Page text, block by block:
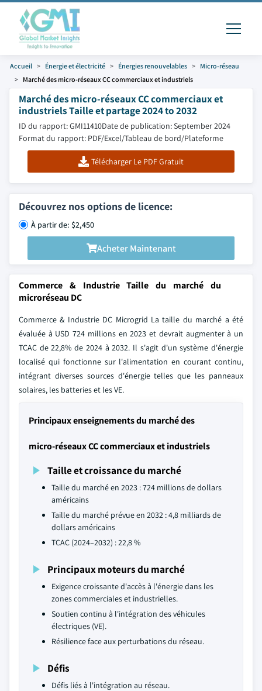
Accueil Énergie et électricité Énergies renouvelables
Micro-réseau
Marché des micro-réseaux CC commerciaux et industriels
Marché des micro-réseaux CC commerciaux et
industriels Taille et partage 2024 to 2032
ID du rapport: GMI11410Date de publication: September 2024
Format du rapport: PDF/Excel/Tableau de bord/Plateforme
Télécharger Le PDF Gratuit
Découvrez nos options de licence:
À partir de: $2,450
Acheter Maintenant
Commerce & Industrie Taille du marché du
microréseau DC
Commerce & Industrie DC Microgrid La taille du marché a été
évaluée à USD 724 millions en 2023 et devrait augmenter à un
TCAC de 22,8% de 2024 à 2032. Il s'agit d'un système d'énergie
localisé qui fonctionne sur l'alimentation en courant continu,
intégrant diverses sources d'énergie telles que les panneaux
solaires, les batteries et les VE.
Principaux enseignements du marché des
micro-réseaux CC commerciaux et industriels
Taille et croissance du marché
Taille du marché en 2023 : 724 millions de dollars
américains
Taille du marché prévue en 2032 : 4,8 milliards de
dollars américains
TCAC (2024–2032) : 22,8 %
Principaux moteurs du marché
Exigence croissante d'accès à l'énergie dans les
zones commerciales et industrielles.
Soutien continu à l'intégration des véhicules
électriques (VE).
Résilience face aux perturbations du réseau.
Défis
Défis liés à l'intégration au réseau.